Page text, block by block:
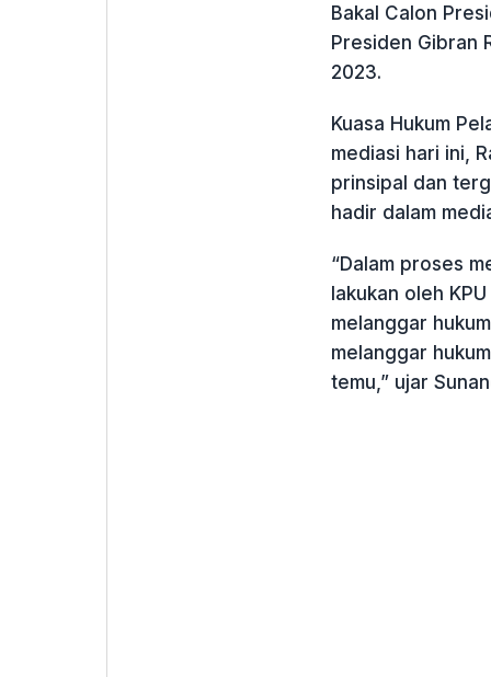
Bakal Calon
Presiden Gibran
2023.
Kuasa Hukum
mediasi hari ini,
prinsipal dan
hadir dalam
“Dalam proses
lakukan oleh
melanggar
melanggar
temu,” ujar